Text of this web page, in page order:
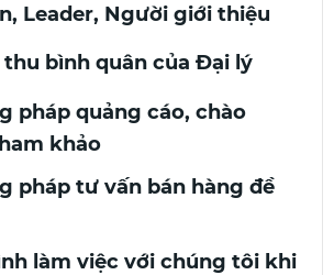
Leader, Người giới thiệu
thu bình quân của Đại lý
pháp quảng cáo, chào
khảo
pháp tư vấn bán hàng đề
làm việc với chúng tôi khi